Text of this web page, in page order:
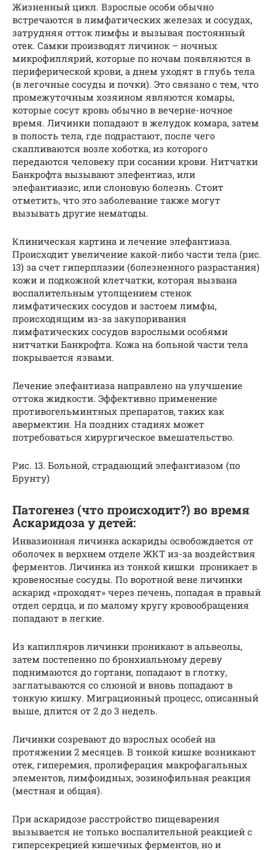
Жизненный цикл. Взрослые особи обычно
встречаются в лимфатических железах и сосудах,
затрудняя отток лимфы и вызывая постоянный
отек. Самки производят личинок – ночных
микрофиллярий, которые по ночам появляются в
периферической крови, а днем уходят в глубь тела
(в легочные сосуды и почки). Это связано с тем, что
промежуточным хозяином являются комары,
которые сосут кровь обычно в вечерне-ночное
время. Личинки попадают в желудок комара, затем
в полость тела, где подрастают, после чего
скапливаются возле хоботка, из которого
передаются человеку при сосании крови. Нитчатки
Банкрофта вызывают элефентиаз, или
элефантиазис, или слоновую болезнь. Стоит
отметить, что это заболевание также могут
вызывать другие нематоды.
Клиническая картина и лечение элефантиаза.
Происходит увеличение какой-либо части тела (рис.
13) за счет гиперплазии (болезненного разрастания)
кожи и подкожной клетчатки, которая вызвана
воспалительным утолщением стенок
лимфатических сосудов и застоем лимфы,
происходящим из-за закупоривания
лимфатических сосудов взрослыми особями
нитчатки Банкрофта. Кожа на больной части тела
покрывается язвами.
Лечение элефантиаза направлено на улучшение
оттока жидкости. Эффективно применение
противогельминтных препаратов, таких как
авермектин. На поздних стадиях может
потребоваться хирургическое вмешательство.
Рис. 13. Больной, страдающий элефантиазом (по
Брунту)
Патогенез (что происходит?) во время
Аскаридоза у детей:
Инвазионная личинка аскариды освобождается от
оболо­чек в верхнем отделе ЖКТ из-за воздействия
ферментов. Личинка из тонкой кишки проникает в
кровеносные сосуды. По воротной вене личинки
аскарид «проходят» через печень, попадая в правый
отдел сердца, и по малому кругу крово­обращения
попадают в легкие.
Из капилляров личинки проникают в альвеолы,
затем постепенно по бронхиальному дереву
поднимаются до гортани, попадают в глотку,
заглатываются со слюной и вновь по­падают в
тонкую кишку. Миграционный процесс, описанный
выше, длится от 2 до 3 недель.
Личинки созревают до взрослых особей на
протяжении 2 месяцев. В тонкой кишке возникают
отек, гиперемия, пролиферация макрофагальных
элементов, лимфоидных, эозинофильная реакция
(местная и общая).
При аскаридозе расстройство пищеварения
вызывается не только воспалительной реакцией с
гиперсекрецией кишечных ферментов, но и